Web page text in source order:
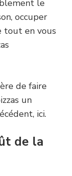
le
occuper
tout en vous
de faire
un
ici.
de la